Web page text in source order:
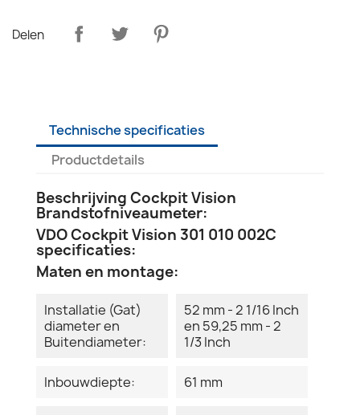
Delen
Technische specificaties
Productdetails
Beschrijving Cockpit Vision
Brandstofniveaumeter:
VDO Cockpit Vision 301 010 002C
specificaties:
Maten en montage:
Installatie (Gat)
diameter en
Buitendiameter:
52 mm - 2 1/16 Inch
en 59,25 mm - 2
1/3 Inch
Inbouwdiepte: 61 mm